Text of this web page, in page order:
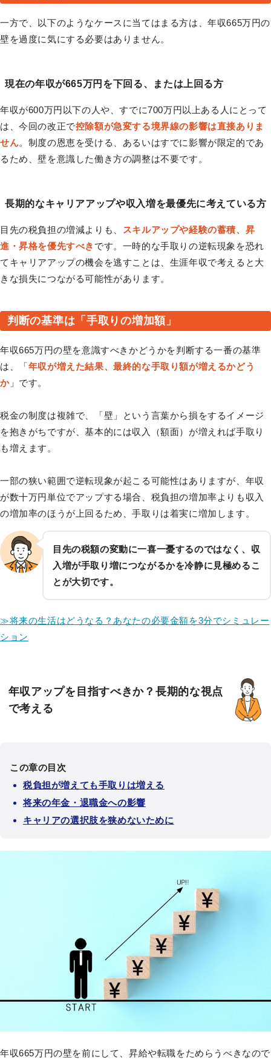
一方で、以下のようなケースに当てはまる方は、年収665万円の
壁を過度に気にする必要はありません。
現在の年収が665万円を下回る、または上回る方
年収が600万円以下の人や、すでに700万円以上ある人にとって
は、今回の改正で控除額が急変する境界線の影響は直接ありま
せん。制度の恩恵を受ける、あるいはすでに影響が限定的であ
るため、壁を意識した働き方の調整は不要です。
長期的なキャリアアップや収入増を最優先に考えている方
目先の税負担の増減よりも、 スキルアップや経験の蓄積、昇
進・昇格を優先すべき です。一時的な手取りの逆転現象を恐れ
てキャリアアップの機会を逃すことは、生涯年収で考えると大
きな損失につながる可能性があります。
判断の基準は「手取りの増加額」
年収665万円の壁を意識すべきかどうかを判断する一番の基準
は、「年収が増えた結果、最終的な手取り額が増えるかどう
か」です。
税金の制度は複雑で、「壁」という言葉から損をするイメージ
を抱きがちですが、基本的には収入（額面）が増えれば手取り
も増えます。
一部の狭い範囲で逆転現象が起こる可能性はありますが、年収
が数十万円単位でアップする場合、税負担の増加率よりも収入
の増加率のほうが上回るため、手取りは着実に増加します。
目先の税額の変動に一喜一憂するのではなく、収
入増が手取り増につながるかを冷静に見極めるこ
とが大切です。
≫将来の生活はどうなる？あなたの必要金額を3分でシミュレー
ション
年収アップを目指すべきか？長期的な視点
で考える
この章の目次
税負担が増えても手取りは増える
将来の年金・退職金への影響
キャリアの選択肢を狭めないために
年収665万円の壁を前にして、昇給や転職をためらうべきなので